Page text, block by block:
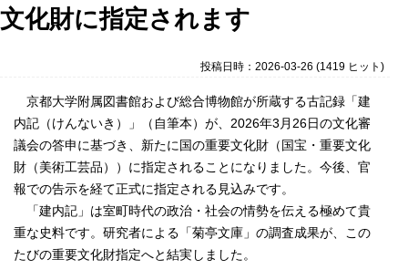
文化財に指定されます
投稿日時：2026-03-26 (1419 ヒット )
京都大学附属図書館および総合博物館が所蔵する古記録「建
内記（けんないき）」（自筆本）が、2026年3月26日の文化審
議会の答申に基づき、新たに国の重要文化財（国宝・重要文化
財（美術工芸品））に指定されることになりました。今後、官
報での告示を経て正式に指定される見込みです。
「建内記」は室町時代の政治・社会の情勢を伝える極めて貴
重な史料です。研究者による「菊亭文庫」の調査成果が、この
たびの重要文化財指定へと結実しました。